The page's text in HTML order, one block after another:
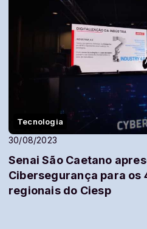
Tecnologia
30/08/2023
Senai São Caetano
Cibersegurança para os
regionais do Ciesp